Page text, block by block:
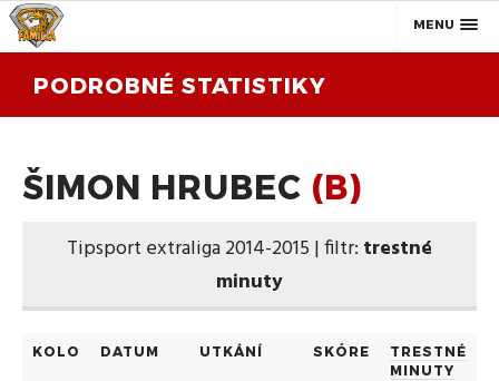
MENU
PODROBNÉ STATISTIKY
ŠIMON HRUBEC (B)
Tipsport extraliga 2014-2015 | filtr: trestné
minuty
KOLO DATUM UTKÁNÍ SKÓRE
TRESTNÉ
MINUTY